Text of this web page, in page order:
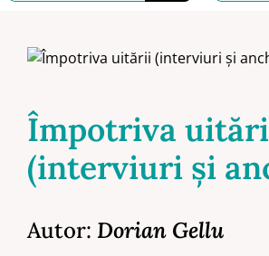
Împotriva
(interviuri şi
Autor: Dorian Gellu